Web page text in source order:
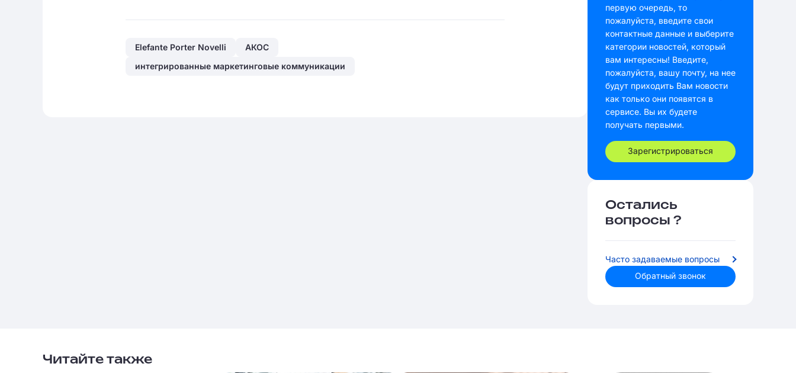
Elefante Porter Novelli
АКОС
интегрированные маркетинговые коммуникации
первую очередь, то
пожалуйста, введите свои
контактные данные и выберите
категории новостей, который
вам интересны! Введите,
пожалуйста, вашу почту, на нее
будут приходить Вам новости
как только они появятся в
сервисе. Вы их будете
получать первыми.
Зарегистрироваться
Остались
вопросы ?
Часто задаваемые вопросы
Обратный звонок
Читайте также